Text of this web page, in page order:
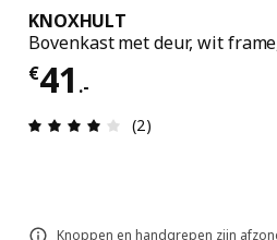
KNOXHULT
Bovenkast met deur, wit
€41 .-
Prijs € 41.-
Review: 4 van 5
(2)
Knoppen en handgrepen zijn